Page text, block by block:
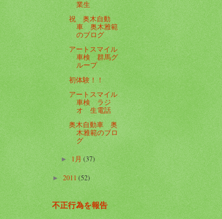
業生
祝 奥木自動
車 奥木雅範
のブログ
アートスマイル
車検 群馬グ
ループ
初体験！！
アートスマイル
車検 ラジ
オ 生電話
奥木自動車 奥
木雅範のブロ
グ
►1月(37)
►2011(52)
不正行為を報告